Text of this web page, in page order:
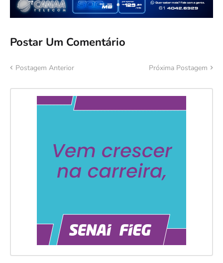
Postar Um Comentário
Postagem Anterior Próxima Postagem